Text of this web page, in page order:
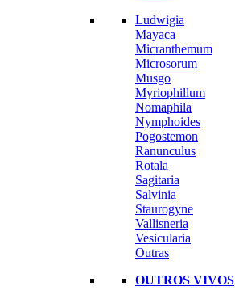
Ludwigia
Mayaca
Micranthemum
Microsorum
Musgo
Myriophillum
Nomaphila
Nymphoides
Pogostemon
Ranunculus
Rotala
Sagitaria
Salvinia
Staurogyne
Vallisneria
Vesicularia
Outras
OUTROS VIVOS